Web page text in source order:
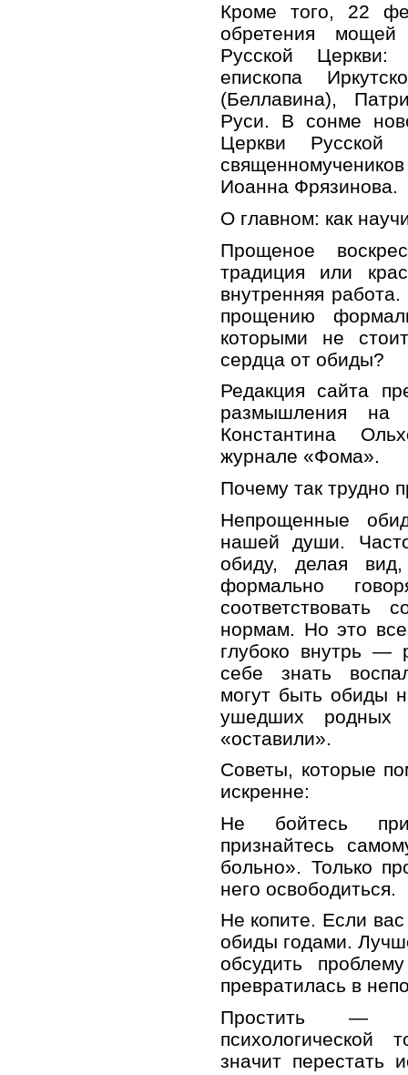
Кроме того, 22
обретения мощей
Русской Церкви:
епископа
(Беллавина),
Руси. В сонме
Церкви
Иоанна Фрязинова.
О главном: как
Прощеное
традиция или
внутренняя
прощению
которыми не
сердца от обиды?
Редакция сайта
размышления на
Константина
журнале «Фома».
Почему так трудно
Непрощенные
нашей души.
обиду, делая
формально
соответствовать
нормам. Но это все
глубоко внутрь —
себе знать
могут быть обиды
ушедших
«оставили».
Советы, которые
искренне:
Не бойтесь
признайтесь
больно». Только
него освободиться.
Не копите. Если
обиды годами.
обсудить
превратилась в
Простить —
значит перестать